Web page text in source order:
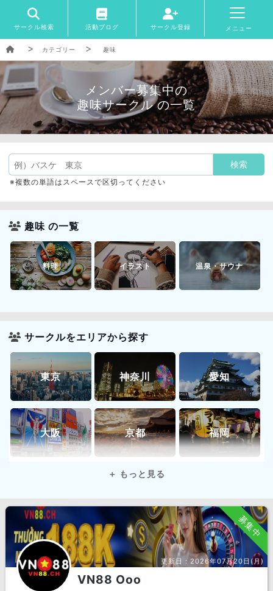
サークル検索 活動ブログ サークル登録 メニュー
カテゴリー 趣味
メンバー募集中の
趣味サークル の一覧
※複数の単語はスペースで区切ってください
趣味 の一覧
料理 イラスト 温泉・サウナ
サークルをエリアから探す
東京 神奈川 愛知
大阪 京都 福岡
オンライン
北海道 エリア
北海道
東北 エリア
宮城県 秋田県
募集中
更新日：2026年07月20日(月)
VN88 Ooo